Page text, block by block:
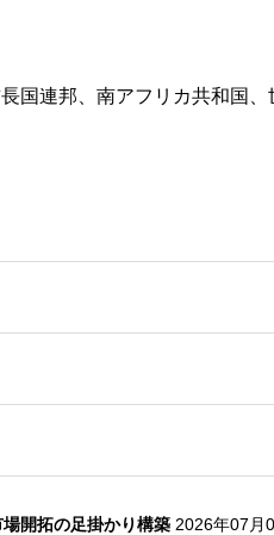
国連邦、南アフリカ共和国
開拓の足掛かり構築 2026年07月